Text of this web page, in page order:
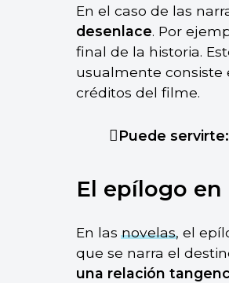
En el caso de las
desenlace. Por
final de la historia.
usualmente consiste
créditos del filme.
Puede
El epílogo
En lasnovelas, el
que se narra el
una relación